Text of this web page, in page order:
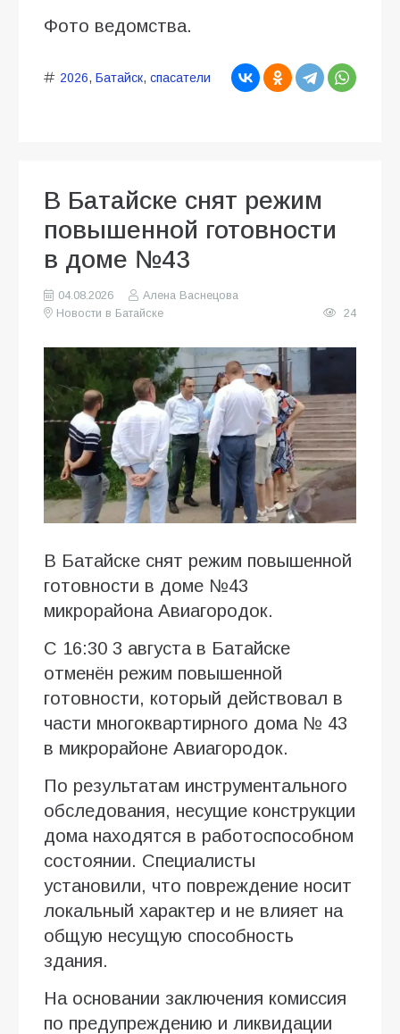
Фото ведомства.
2026, Батайск, спасатели
В Батайске снят режим
повышенной готовности
в доме №43
04.08.2026
Алена Васнецова
Новости в Батайске
24
В Батайске снят режим повышенной
готовности в доме №43
микрорайона Авиагородок.
С 16:30 3 августа в Батайске
отменён режим повышенной
готовности, который действовал в
части многоквартирного дома № 43
в микрорайоне Авиагородок.
По результатам инструментального
обследования, несущие конструкции
дома находятся в работоспособном
состоянии. Специалисты
установили, что повреждение носит
локальный характер и не влияет на
общую несущую способность
здания.
На основании заключения комиссия
по предупреждению и ликвидации